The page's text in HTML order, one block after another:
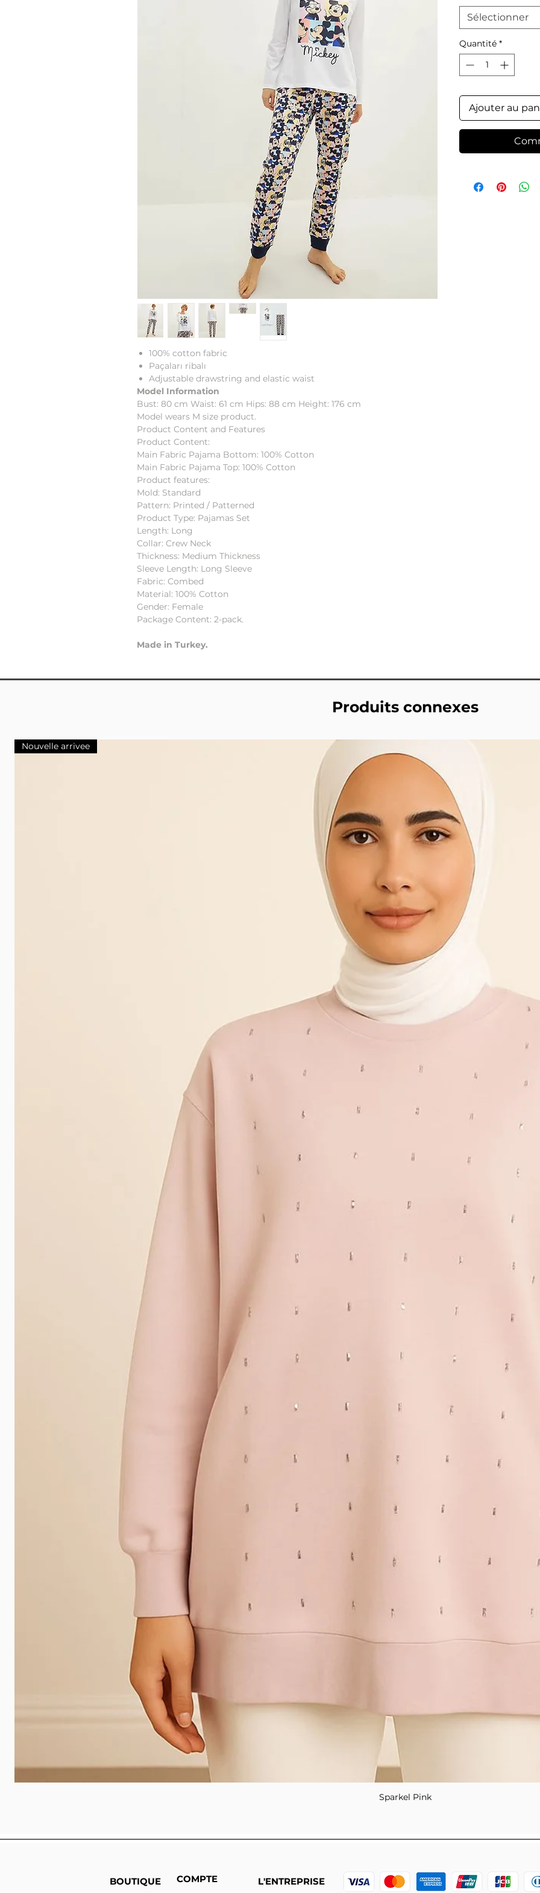
100% cotton fabric
Paçaları ribalı
Adjustable drawstring and elastic waist
Model Information
Bust: 80 cm Waist: 61 cm Hips: 88 cm Height: 176 cm
Model wears M size product.
Product Content and Features
Product Content:
Main Fabric Pajama Bottom: 100% Cotton
Main Fabric Pajama Top: 100% Cotton
Product features:
Mold: Standard
Pattern: Printed / Patterned
Product Type: Pajamas Set
Length: Long
Collar: Crew Neck
Thickness: Medium Thickness
Sleeve Length: Long Sleeve
Fabric: Combed
Material: 100% Cotton
Gender: Female
Package Content: 2-pack.
Made in Turkey.
Sélectionner
Quantité *
Ajouter au
Produits connexes
Aperçu rapide
Nouvelle arrivee
Sparkel Pink
BOUTIQUE COMPTE L'ENTREPRISE